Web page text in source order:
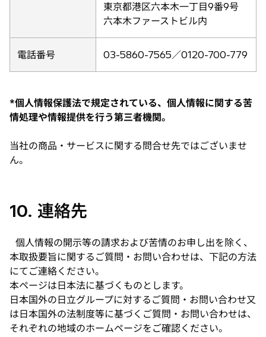
東京都港区六本木一丁目9番9号
六本木ファーストビル内
電話番号 03-5860-7565／0120-700-779
*個人情報保護法で規定されている、個人情報に関する苦
情処理や情報提供を行う第三者機関。
当社の商品・サービスに関する問合せ先ではございませ
ん。
10. 連絡先
個人情報の開示等の請求および苦情のお申し出を除く、
本取扱要旨に関するご質問・お問い合わせは、下記の方法
にてご連絡ください。
本ページは日本法に基づくものとします。
日本国外の日立グループに対するご質問・お問い合わせ又
は日本国外の法制度等に基づくご質問・お問い合わせは、
それぞれの地域のホームページをご確認ください。